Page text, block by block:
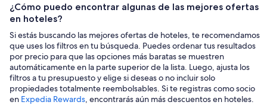
¿Cómo puedo encontrar algunas de las mejores ofertas
en hoteles?
Si estás buscando las mejores ofertas de hoteles, te recomendamos
que uses los filtros en tu búsqueda. Puedes ordenar tus resultados
por precio para que las opciones más baratas se muestren
automáticamente en la parte superior de la lista. Luego, ajusta los
filtros a tu presupuesto y elige si deseas o no incluir solo
propiedades totalmente reembolsables. Si te registras como socio
en Expedia Rewards, encontrarás aún más descuentos en hoteles.